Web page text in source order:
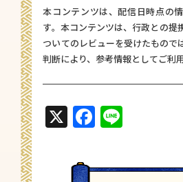
本コンテンツは、配信日時点の
す。本コンテンツは、行政との提
ついてのレビューを受けたもので
判断により、参考情報としてご利
X Facebook